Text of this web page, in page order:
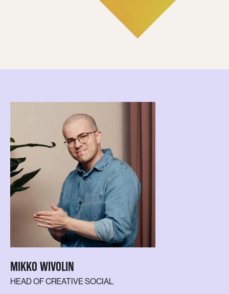
MIKKO WIVOLIN
HEAD OF CREATIVE SOCIAL